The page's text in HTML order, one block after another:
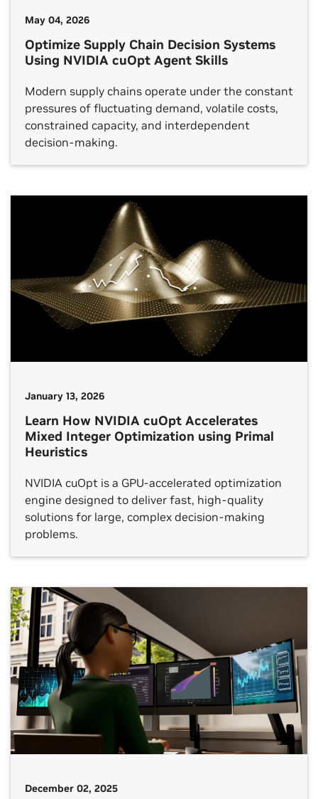
May 04, 2026
Optimize Supply Chain Decision Systems
Using NVIDIA cuOpt Agent Skills
Modern supply chains operate under the constant
pressures of fluctuating demand, volatile costs,
constrained capacity, and interdependent
decision-making.
January 13, 2026
Learn How NVIDIA cuOpt Accelerates
Mixed Integer Optimization using Primal
Heuristics
NVIDIA cuOpt is a GPU-accelerated optimization
engine designed to deliver fast, high-quality
solutions for large, complex decision-making
problems.
December 02, 2025